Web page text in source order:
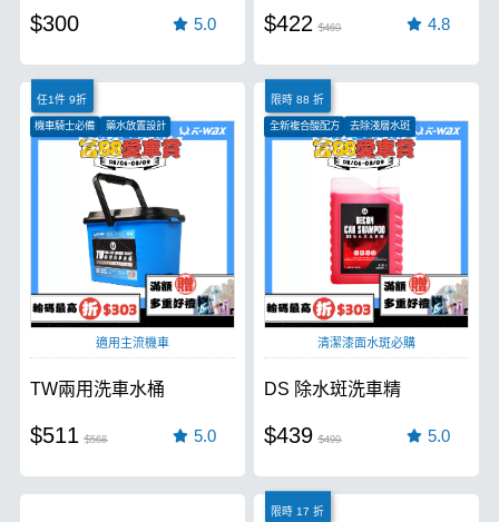
$300 5.0 $422 $469 4.8
任1件 9折
機車騎士必備
藥水放置設計
蜂巢式隔離網
適用主流機車
TW兩用洗車水桶
$511 $568 5.0
限時 88 折
全新複合酸配方
去除淺層水斑
清潔漆面氧化物
清潔漆面水斑必購
DS 除水斑洗車精
$439 $499 5.0
限時 17 折